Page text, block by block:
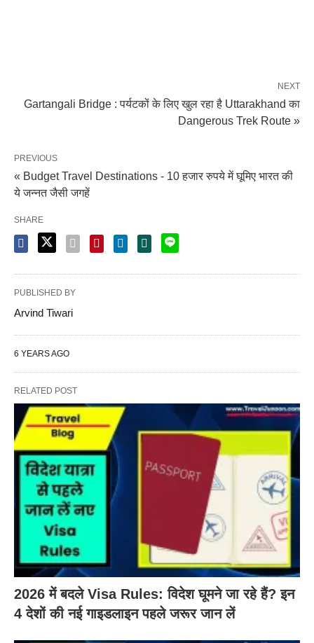
NEXT
Gartangali Bridge : पर्यटकों के लिए खुल रहा है Uttarakhand का
Dangerous Trek Route »
PREVIOUS
« Budget Travel Destinations - 10 हजार रुपये में घूमिए भारत की
ये जन्नत जैसी जगहें
SHARE
PUBLISHED BY
Arvind Tiwari
6 YEARS AGO
RELATED POST
2026 में बदले Visa Rules: विदेश घूमने जा रहे हैं? इन
4 देशों की नई गाइडलाइन पहले जरूर जान लें